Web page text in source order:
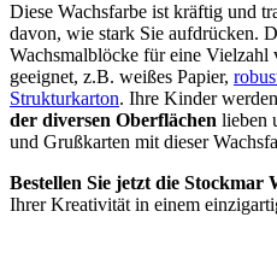
Diese Wachsfarbe ist kräftig und
davon, wie stark Sie aufdrücken.
Wachsmalblöcke für eine Vielzahl
geeignet, z.B. weißes Papier,
Strukturkarton. Ihre Kinder
der diversen Oberflächen lieben
und Grußkarten mit dieser
Bestellen Sie jetzt die Stockmar
Ihrer Kreativität in einem